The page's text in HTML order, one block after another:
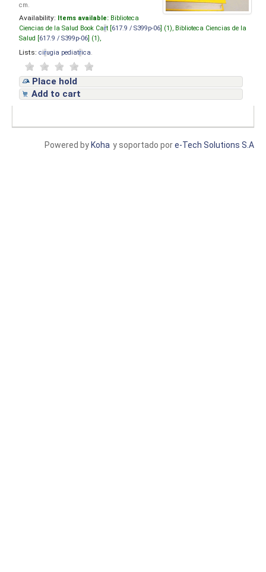
cm.
Availability: Items available: Biblioteca
Ciencias de la Salud Book Cart [ 617.9 / S399p-06 ] (1), Biblioteca Ciencias de la
Salud [ 617.9 / S399p-06 ] (1),
Lists: cirugia pediatrica
Place hold
Add to cart
y soportado pore-Tech Solutions S.A
Powered by Koha